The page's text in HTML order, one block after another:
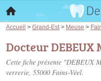
Accueil > Grand-Est > Meuse >
Docteur
Cette fiche présente "DEBEUX
verrerie, 55000 Fains-Véel.